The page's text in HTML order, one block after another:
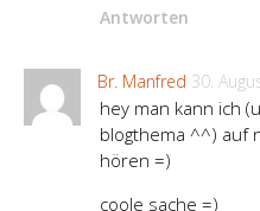
Antworten
Br. Manfred 30.
hey man kann ich
blogthema ^^) auf
hören =)
coole sache =)